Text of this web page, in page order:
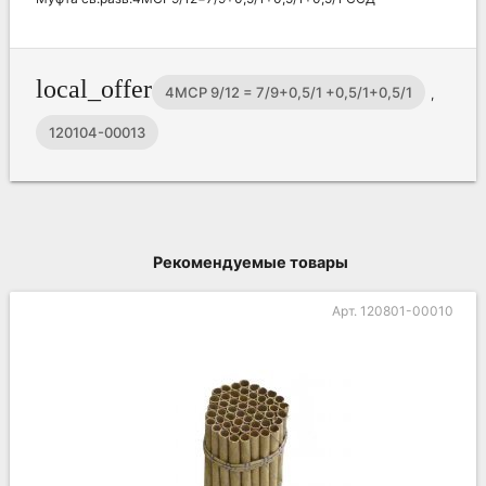
local_offer 4МСР 9/12 = 7/9+0,5/1 +0,5/1+0,5/1 ,
120104-00013
Рекомендуемые товары
Арт. 120801-00010